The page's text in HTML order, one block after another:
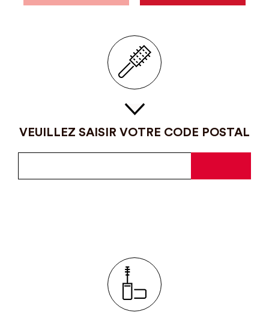
VEUILLEZ SAISIR VOTRE CODE POSTAL